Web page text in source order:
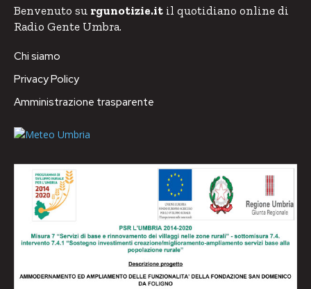
Benvenuto su rgunotizie.it il quotidiano online di
Radio Gente Umbra.
Chi siamo
Privacy Policy
Amministrazione trasparente